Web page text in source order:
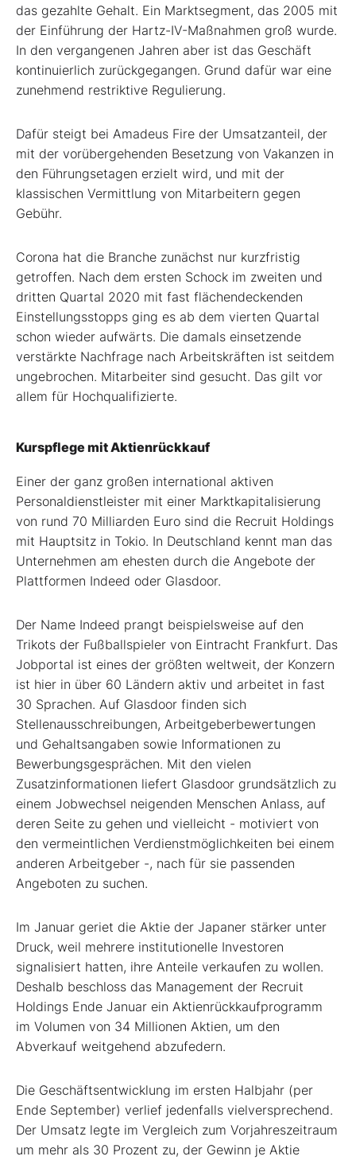
das gezahlte Gehalt. Ein Marktsegment, das 2005 mit
der Einführung der Hartz-IV-Maßnahmen groß wurde.
In den vergangenen Jahren aber ist das Geschäft
kontinuierlich zurückgegangen. Grund dafür war eine
zunehmend restriktive Regulierung.
Dafür steigt bei Amadeus Fire der Umsatzanteil, der
mit der vorübergehenden Besetzung von Vakanzen in
den Führungsetagen erzielt wird, und mit der
klassischen Vermittlung von Mitarbeitern gegen
Gebühr.
Corona hat die Branche zunächst nur kurzfristig
getroffen. Nach dem ersten Schock im zweiten und
dritten Quartal 2020 mit fast flächendeckenden
Einstellungsstopps ging es ab dem vierten Quartal
schon wieder aufwärts. Die damals einsetzende
verstärkte Nachfrage nach Arbeitskräften ist seitdem
ungebrochen. Mitarbeiter sind gesucht. Das gilt vor
allem für Hochqualifizierte.
Kurspflege mit Aktienrückkauf
Einer der ganz großen international aktiven
Personaldienstleister mit einer Marktkapitalisierung
von rund 70 Milliarden Euro sind die Recruit Holdings
mit Hauptsitz in Tokio. In Deutschland kennt man das
Unternehmen am ehesten durch die Angebote der
Plattformen Indeed oder Glasdoor.
Der Name Indeed prangt beispielsweise auf den
Trikots der Fußballspieler von Eintracht Frankfurt. Das
Jobportal ist eines der größten weltweit, der Konzern
ist hier in über 60 Ländern aktiv und arbeitet in fast
30 Sprachen. Auf Glasdoor finden sich
Stellenausschreibungen, Arbeitgeberbewertungen
und Gehaltsangaben sowie Informationen zu
Bewerbungsgesprächen. Mit den vielen
Zusatzinformationen liefert Glasdoor grundsätzlich zu
einem Jobwechsel neigenden Menschen Anlass, auf
deren Seite zu gehen und vielleicht - motiviert von
den vermeintlichen Verdienstmöglichkeiten bei einem
anderen Arbeitgeber -, nach für sie passenden
Angeboten zu suchen.
Im Januar geriet die Aktie der Japaner stärker unter
Druck, weil mehrere institutionelle Investoren
signalisiert hatten, ihre Anteile verkaufen zu wollen.
Deshalb beschloss das Management der Recruit
Holdings Ende Januar ein Aktienrückkaufprogramm
im Volumen von 34 Millionen Aktien, um den
Abverkauf weitgehend abzufedern.
Die Geschäftsentwicklung im ersten Halbjahr (per
Ende September) verlief jedenfalls vielversprechend.
Der Umsatz legte im Vergleich zum Vorjahreszeitraum
um mehr als 30 Prozent zu, der Gewinn je Aktie